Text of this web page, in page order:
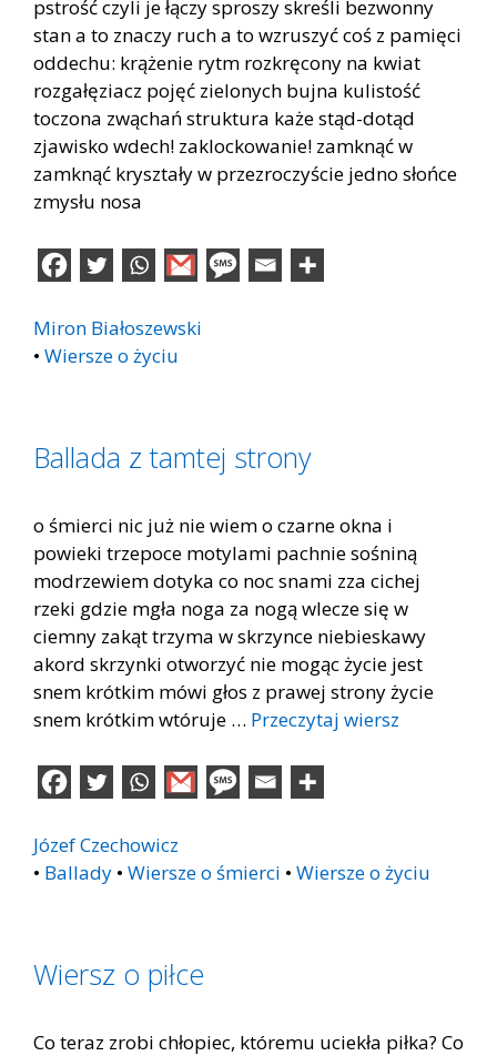
pstrość czyli je łączy sproszy skreśli bezwonny
stan a to znaczy ruch a to wzruszyć coś z pamięci
oddechu: krążenie rytm rozkręcony na kwiat
rozgałęziacz pojęć zielonych bujna kulistość
toczona zwąchań struktura każe stąd-dotąd
zjawisko wdech! zaklockowanie! zamknąć w
zamknąć kryształy w przezroczyście jedno słońce
zmysłu nosa
Miron Białoszewski
• Wiersze o życiu
Ballada z tamtej strony
o śmierci nic już nie wiem o czarne okna i
powieki trzepoce motylami pachnie sośniną
modrzewiem dotyka co noc snami zza cichej
rzeki gdzie mgła noga za nogą wlecze się w
ciemny zakąt trzyma w skrzynce niebieskawy
akord skrzynki otworzyć nie mogąc życie jest
snem krótkim mówi głos z prawej strony życie
snem krótkim wtóruje … Przeczytaj wiersz
Józef Czechowicz
• Ballady • Wiersze o śmierci • Wiersze o życiu
Wiersz o piłce
Co teraz zrobi chłopiec, któremu uciekła piłka? Co